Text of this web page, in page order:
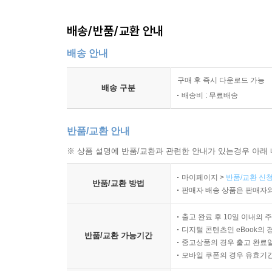
배송/반품/교환 안내
배송 안내
배송 구분
구매 후 즉시 다운로드 가능
배송비 : 무료배송
반품/교환 안내
※ 상품 설명에 반품/교환과 관련한 안내가 있는경우 아
반품/교환 방법
마이페이지 > 반품/교환 신
판매자 배송 상품은 판매자
반품/교환 가능기간
출고 완료 후 10일 이내의
디지털 콘텐츠인 eBook의
중고상품의 경우 출고 완료
모바일 쿠폰의 경우 유효기